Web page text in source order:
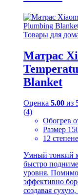
Товары для
Матрас
Blanket
Оценка 5.00 из
(4)
Обогрев
Размер
12
Умный тонкий
быстро
уровня.
эффективно
создавая